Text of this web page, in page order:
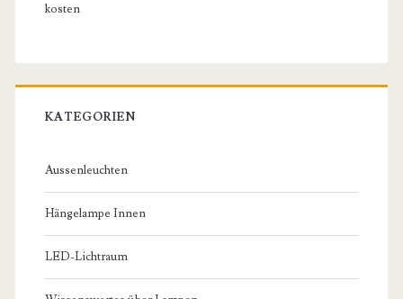
kosten
KATEGORIEN
Aussenleuchten
Hängelampe Innen
LED-Lichtraum